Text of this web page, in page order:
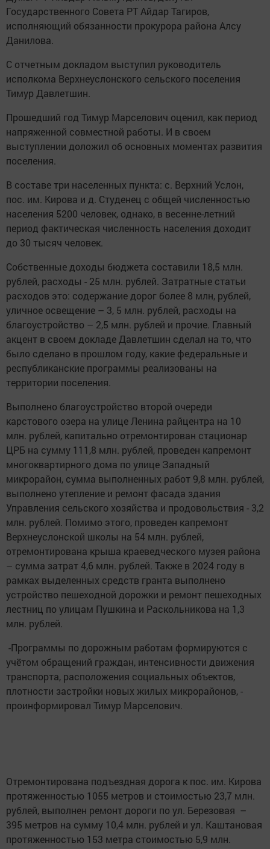
Государственного Совета РТ Айдар Тагиров,
исполняющий обязанности прокурора района Алсу
Данилова.
С отчетным докладом выступил руководитель
исполкома Верхнеуслонского сельского поселения
Тимур Давлетшин.
Прошедший год Тимур Марселович оценил, как период
напряженной совместной работы. И в своем
выступлении доложил об основных моментах развития
поселения.
В составе три населенных пункта: с. Верхний Услон,
пос. им. Кирова и д. Студенец с общей численностью
населения 5200 человек, однако, в весенне-летний
период фактическая численность населения доходит
до 30 тысяч человек.
Собственные доходы бюджета составили 18,5 млн.
рублей, расходы - 25 млн. рублей. Затратные статьи
расходов это: содержание дорог более 8 млн, рублей,
уличное освещение – 3, 5 млн. рублей, расходы на
благоустройство – 2,5 млн. рублей и прочие. Главный
акцент в своем докладе Давлетшин сделал на то, что
было сделано в прошлом году, какие федеральные и
республиканские программы реализованы на
территории поселения.
Выполнено благоустройство второй очереди
карстового озера на улице Ленина райцентра на 10
млн. рублей, капитально отремонтирован стационар
ЦРБ на сумму 111,8 млн. рублей, проведен капремонт
многоквартирного дома по улице Западный
микрорайон, сумма выполненных работ 9,8 млн. рублей,
выполнено утепление и ремонт фасада здания
Управления сельского хозяйства и продовольствия - 3,2
млн. рублей. Помимо этого, проведен капремонт
Верхнеуслонской школы на 54 млн. рублей,
отремонтирована крыша краеведческого музея района
– сумма затрат 4,6 млн. рублей. Также в 2024 году в
рамках выделенных средств гранта выполнено
устройство пешеходной дорожки и ремонт пешеходных
лестниц по улицам Пушкина и Раскольникова на 1,3
млн. рублей.
-Программы по дорожным работам формируются с
учётом обращений граждан, интенсивности движения
транспорта, расположения социальных объектов,
плотности застройки новых жилых микрорайонов, -
проинформировал Тимур Марселович.
Отремонтирована подъездная дорога к пос. им. Кирова
протяженностью 1055 метров и стоимостью 23,7 млн.
рублей, выполнен ремонт дороги по ул. Березовая –
395 метров на сумму 10,4 млн. рублей и ул. Каштановая
протяженностью 153 метра стоимостью 5,9 млн.